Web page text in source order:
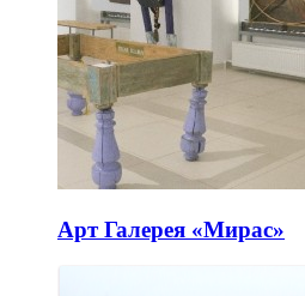
Арт Галерея «Мирас»